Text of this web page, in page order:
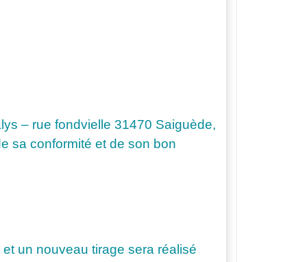
– rue fondvielle 31470 Saiguède,
sa conformité et de son bon
un nouveau tirage sera réalisé